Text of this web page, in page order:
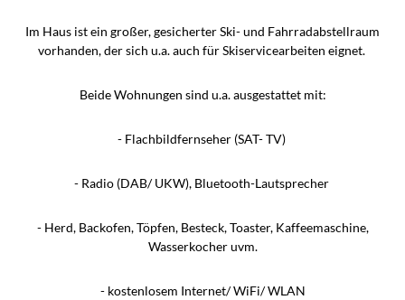
Im Haus ist ein großer, gesicherter Ski- und Fahrradabstellraum
vorhanden, der sich u.a. auch für Skiservicearbeiten eignet.
Beide Wohnungen sind u.a. ausgestattet mit:
- Flachbildfernseher (SAT- TV)
- Radio (DAB/ UKW), Bluetooth-Lautsprecher
- Herd, Backofen, Töpfen, Besteck, Toaster, Kaffeemaschine,
Wasserkocher uvm.
- kostenlosem Internet/ WiFi/ WLAN